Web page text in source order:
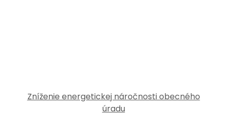
Zníženie energetickej náročnosti obecného
úradu